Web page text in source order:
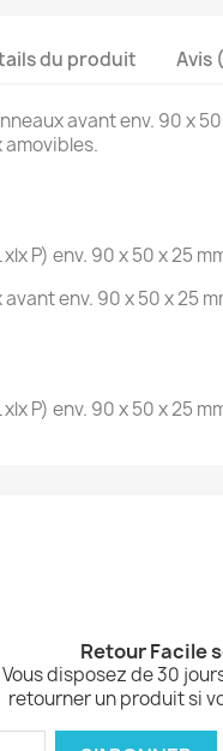
du produit Avis
avant env. 90 x
P) env. 90 x 50 x 25
env. 90 x 50 x 25
P) env. 90 x 50 x 25
Retour Facile
Vous disposez de 30
retourner un produit si